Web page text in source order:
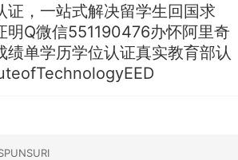
证，一站式解决留学生回国求
明Q微信551190476办怀阿里奇
绩单学历学位认证真实教育部认